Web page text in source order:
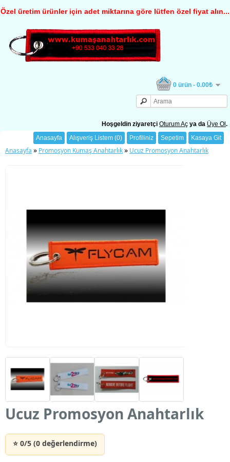
Özel üretim ürünler için adet miktarına göre lütfen özel fiyat alın...
0 ürün - 0.00₺
Hoşgeldin ziyaretçi Oturum Aç ya da Üye Ol .
Anasayfa
Alışveriş Listem (0) Profiliniz Sepetim Kasaya Git
Anasayfa » Promosyon Kumaş Anahtarlık» Ucuz Promosyon Anahtarlık
Ucuz Promosyon Anahtarlık
⭐ 0/5 (0 değerlendirme)